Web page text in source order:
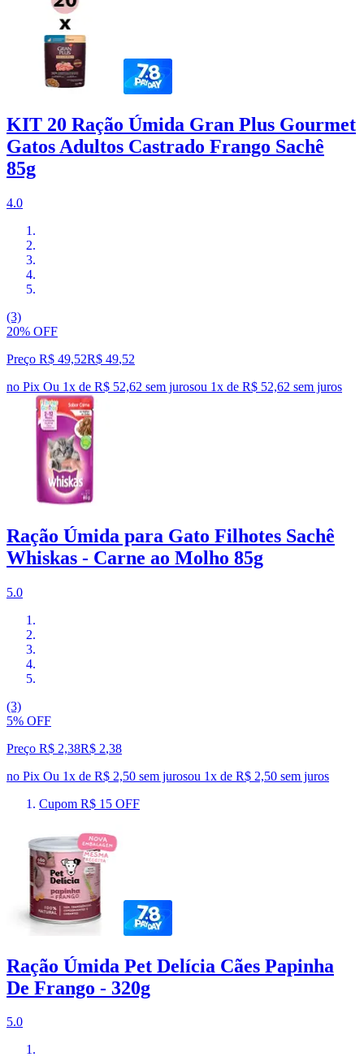
KIT 20 Ração Úmida Gran Plus Gourmet
Gatos Adultos Castrado Frango Sachê
85g
4.0
(3)
20% OFF
Preço R$ 49,52R$ 49,52
no Pix Ou 1x de R$ 52,62 sem jurosou 1x de R$ 52,62 sem juros
Ração Úmida para Gato Filhotes Sachê
Whiskas - Carne ao Molho 85g
5.0
(3)
5% OFF
Preço R$ 2,38R$ 2,38
no Pix Ou 1x de R$ 2,50 sem jurosou 1x de R$ 2,50 sem juros
Cupom R$ 15 OFF
Ração Úmida Pet Delícia Cães Papinha
De Frango - 320g
5.0